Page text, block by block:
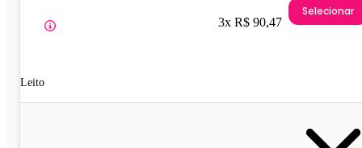
Leito
3x R$ 90,47
Selecionar